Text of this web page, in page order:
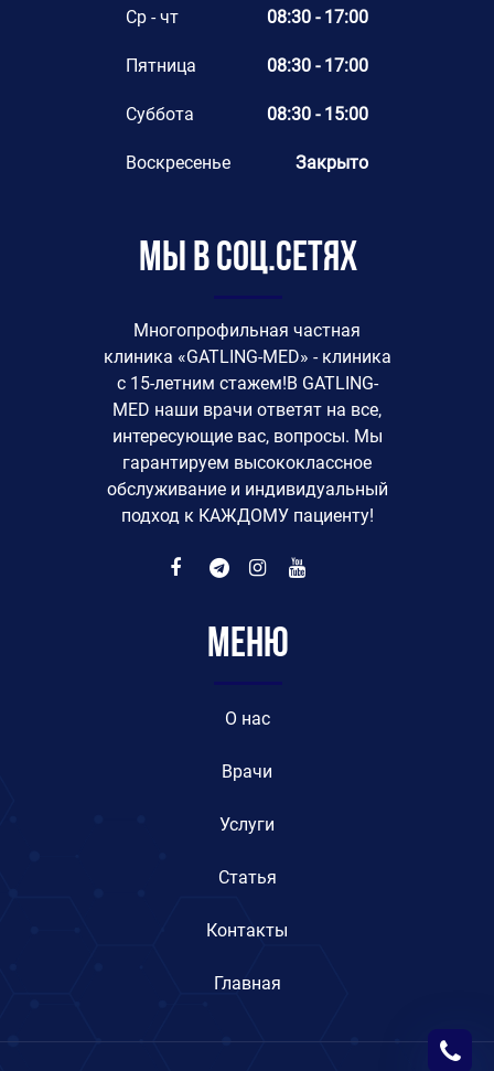
Ср - чт 08:30 - 17:00
Пятница 08:30 - 17:00
Суббота 08:30 - 15:00
Воскресенье Закрыто
Мы в соц.сетях
Многопрофильная частная
клиника «GATLING-MED» - клиника
с 15-летним стажем!В GATLING-
MED наши врачи ответят на все,
интересующие вас, вопросы. Мы
гарантируем высококлассное
обслуживание и индивидуальный
подход к КАЖДОМУ пациенту!
Меню
O нас
Врачи
Услуги
Статья
Контакты
Главная